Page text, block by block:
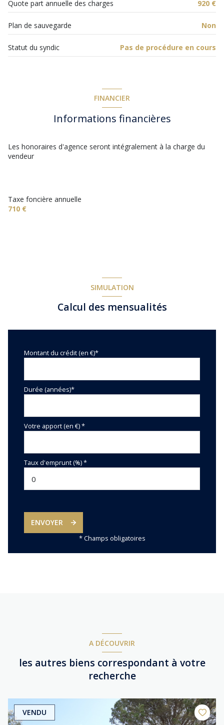
Quote part annuelle des charges 920 €
Plan de sauvegarde Non
Statut du syndic Pas de procédure en cours
FINANCIER
Informations financières
Les honoraires d'agence seront intégralement à la charge du
vendeur
Taxe foncière annuelle
710 €
SIMULATION
Calcul des mensualités
Montant du crédit (en €)*
Durée (années)*
Votre apport (en €) *
Taux d'emprunt (%) *
ENVOYER
* Champs obligatoires
A DÉCOUVRIR
les autres biens correspondant à votre
recherche
VENDU